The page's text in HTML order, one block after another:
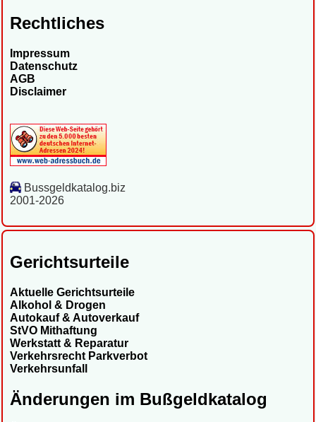
Rechtliches
Impressum
Datenschutz
AGB
Disclaimer
Bussgeldkatalog.biz
2001-2026
Gerichtsurteile
Aktuelle Gerichtsurteile
Alkohol & Drogen
Autokauf & Autoverkauf
StVO Mithaftung
Werkstatt & Reparatur
Verkehrsrecht Parkverbot
Verkehrsunfall
Änderungen im Bußgeldkatalog